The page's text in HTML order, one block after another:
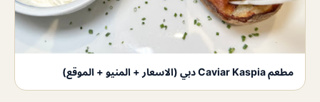
مطعم Caviar Kaspia دبي (الاسعار + المنيو + الموقع)